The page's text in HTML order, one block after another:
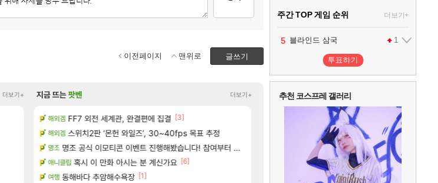
글쓰기
이전페이지 맨위로
더보기+
리니지M 주말패키지가 나왔읍니다. [15]
로아 골드 파는 게 왜 쌀숭이임?
[190]
메이플 ㅇㅂ)진짜 개웃기네 ㅋㅋ [47]
메이플 아니 뭔 샤타 안 나왔다고 진짜 화내는 사람도 있네
메이플 썬데이가 샤타가 아닌 큰 이유는 경매장 불안정때문일듯
근뎀 300 달성!
파리바게트 본사에서 연락왔음 [131]
대충 연구소요약
[5]
재학이형도 결국. 사과보상줬는데
메이플 역사상 최고의 약코 [45]
지금 뜨는팟벤 더보기+
해외겜 FF7 외전 세계관, 완결편에 집결 [3]
해외겜 스위치2판 ‘몬헌 와일즈’, 30~40fps 목표 추정
명조 명조 공식 이모티콘 이벤트 진행해봤습니다! 참여부터 추첨까지????
애니클립 혹시 이 만화 아시는 분 계신가요 [6]
여행 동해바다 추암해수욕장 [1]
국내에도 이쁜곳이 많은것 같습니다
중국 CXMT, D램 매출 점유율 7%…글로벌 4위
AI발 원가 압박, 메인보드값 오르나
리싱크드 1.06 패치노트 (8/5)
메모리 3사, 2027년 생산분 완판?
주간 TOP 게임 순위 더보기+
1 팰월드
2 1
3 프로야구스피리츠2026 2
4 드래곤소드 : 어웨이크닝 2
5 블라인드 삼국 1
6 그랑블루 판타지 리링크 - 엔드리스 라그나로크 1
리듬 천국 미라클 스타즈 2
헤일로: 캠페인 이볼브드 2
캡틴 츠바사 2 월드 파이터즈
투표하기
추천 코스프레 갤러리